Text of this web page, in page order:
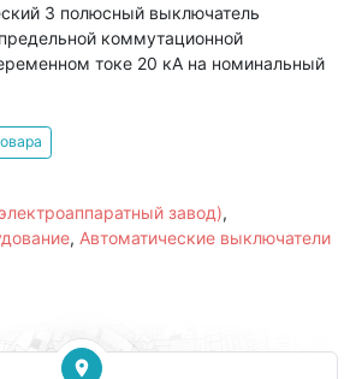
3 полюсный выключатель
коммутационной
токе 20 кА на номинальный
завод),
, Автоматические выключатели